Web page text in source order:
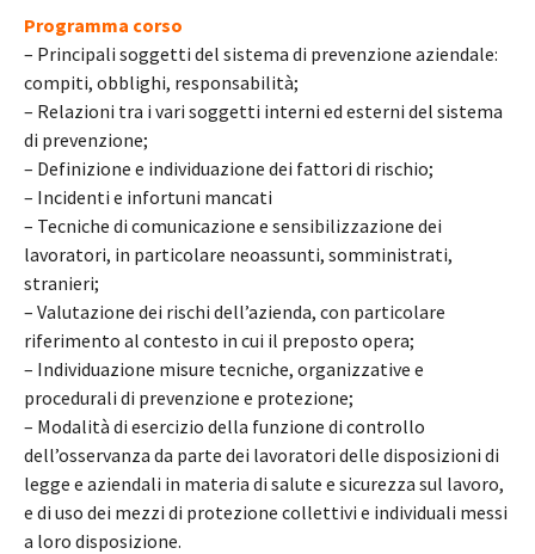
Programma corso
– Principali soggetti del sistema di prevenzione aziendale:
compiti, obblighi, responsabilità;
– Relazioni tra i vari soggetti interni ed esterni del sistema
di prevenzione;
– Definizione e individuazione dei fattori di rischio;
– Incidenti e infortuni mancati
– Tecniche di comunicazione e sensibilizzazione dei
lavoratori, in particolare neoassunti, somministrati,
stranieri;
– Valutazione dei rischi dell’azienda, con particolare
riferimento al contesto in cui il preposto opera;
– Individuazione misure tecniche, organizzative e
procedurali di prevenzione e protezione;
– Modalità di esercizio della funzione di controllo
dell’osservanza da parte dei lavoratori delle disposizioni di
legge e aziendali in materia di salute e sicurezza sul lavoro,
e di uso dei mezzi di protezione collettivi e individuali messi
a loro disposizione.